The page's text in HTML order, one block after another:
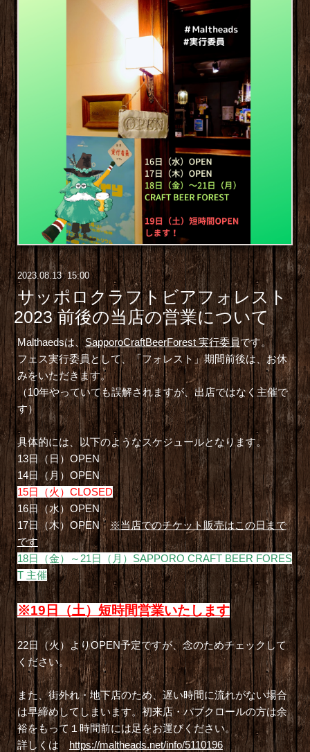
2023.08.13 15:00
サッポロクラフトビアフォレスト
2023 前後の当店の営業について
Malthaedsは、SapporoCraftBeerForest 実行委員です。
フェス実行委員として、「フォレスト」期間前後は、お休
みをいただきます。
（10年やっていても誤解されますが、出店ではなく主催で
す）
具体的には、以下のようなスケジュールとなります。
13日（日）OPEN
14日（月）OPEN
15日（火）CLOSED
16日（水）OPEN
17日（木）OPEN※当店でのチケット販売はこの日まで
です
18日（金）～21日（月）SAPPORO CRAFT BEER FORES
T 主催
※19日（土）短時間営業いたします
22日（火）よりOPEN予定ですが、念のためチェックして
ください。
また、街外れ・地下店のため、遅い時間に流れがない場合
は早締めしてしまいます。初来店・パブクロールの方は余
裕をもって１時間前には足をお運びください。
詳しくはhttps://maltheads.net/info/5110196